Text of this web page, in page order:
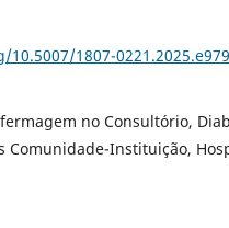
1807-
no Consultório,
Comunidade-Instituição,